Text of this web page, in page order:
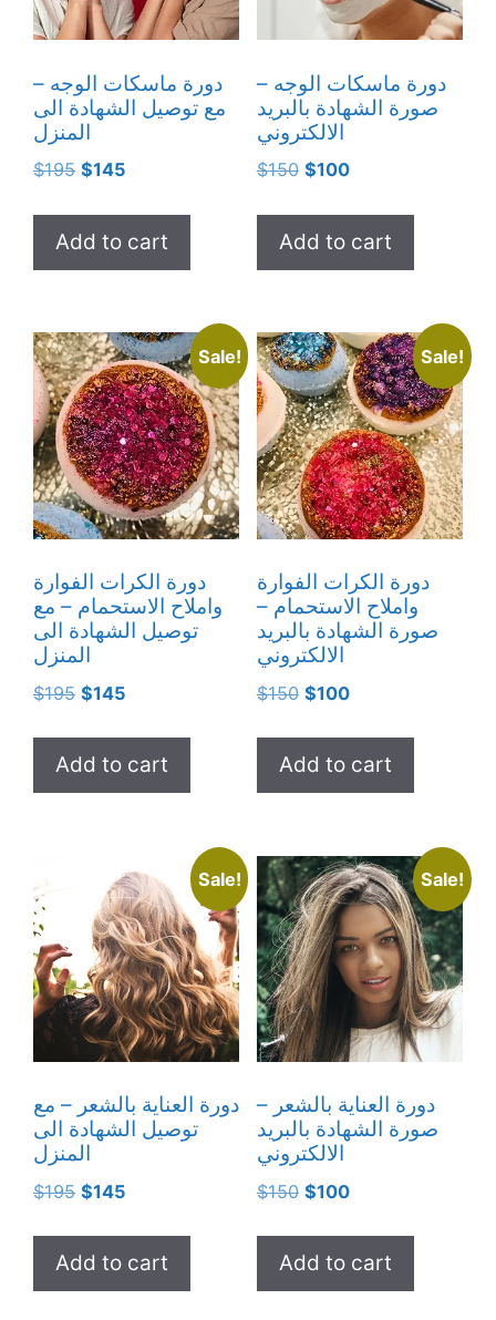
دورة ماسكات الوجه –
مع توصيل الشهادة الى
المنزل
$195 Original
$195.
$145Current
$145.
Add to cart
دورة ماسكات الوجه –
صورة الشهادة بالبريد
الالكتروني
$150 Original
$150.
$100Current
$100.
Add to cart
Sale!
دورة الكرات الفوارة
واملاح الاستحمام – مع
توصيل الشهادة الى
المنزل
$195 Original
$195.
$145Current
$145.
Add to cart
Sale!
دورة الكرات الفوارة
واملاح الاستحمام –
صورة الشهادة بالبريد
الالكتروني
$150 Original
$150.
$100Current
$100.
Add to cart
Sale!
دورة العناية بالشعر – مع
توصيل الشهادة الى
المنزل
$195 Original
$195.
$145Current
$145.
Add to cart
Sale!
دورة العناية بالشعر –
صورة الشهادة بالبريد
الالكتروني
$150 Original
$150.
$100Current
$100.
Add to cart